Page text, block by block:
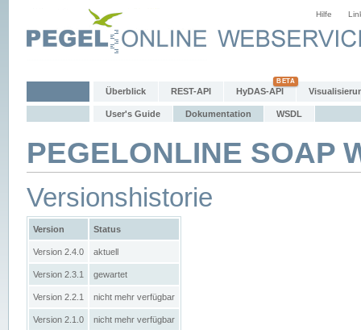
Hilfe
Überblick REST-API HyDAS-API
User's Guide Dokumentation WSDL
PEGELONLINE SOAP
Versionshistorie
Version Status
Version 2.4.0 aktuell
Version 2.3.1 gewartet
Version 2.2.1 nicht mehr verfügbar
Version 2.1.0 nicht mehr verfügbar